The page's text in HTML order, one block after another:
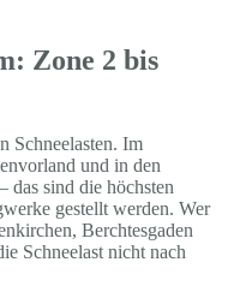
Zone 2 bis
Schneelasten. Im
und in den
das sind die höchsten
gestellt werden. Wer
Berchtesgaden
Schneelast nicht nach